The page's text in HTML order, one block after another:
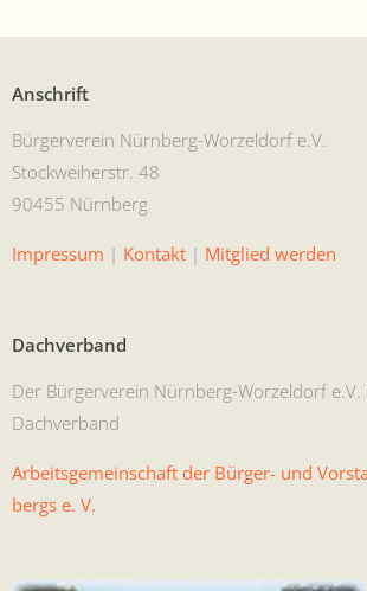
Anschrift
Bürg­ervere­in Nürn­berg-Worzel­dorf e.V.
Stock­wei­her­str. 48
90455 Nürnberg
Impres­sum | Kon­takt | Mit­glied werden
Dachverband
Der Bürg­ervere­in Nürn­berg-Worzel­dorf e.V.
Dachverband
Arbeits­ge­mein­schaft der Bürg­er- und
bergs e. V.